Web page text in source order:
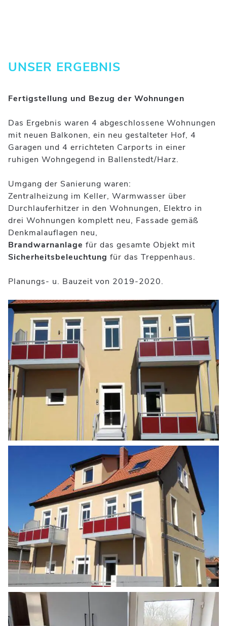
UNSER ERGEBNIS
Fertigstellung und Bezug der Wohnungen
Das Ergebnis waren 4 abgeschlossene Wohnungen
mit neuen Balkonen, ein neu gestalteter Hof, 4
Garagen und 4 errichteten Carports in einer
ruhigen Wohngegend in Ballenstedt/Harz.
Umgang der Sanierung waren:
Zentralheizung im Keller, Warmwasser über
Durchlauferhitzer in den Wohnungen, Elektro in
drei Wohnungen komplett neu, Fassade gemäß
Denkmalauflagen neu,
Brandwarnanlage für das gesamte Objekt mit
Sicherheitsbeleuchtung für das Treppenhaus.
Planungs- u. Bauzeit von 2019-2020.